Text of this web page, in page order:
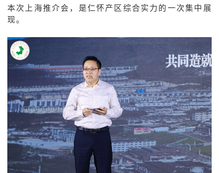
本次上海推介会，是仁怀产区综合实力的一次集中展
现。